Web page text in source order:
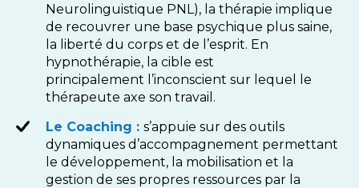
Neurolinguistique PNL), la thérapie implique
de recouvrer une base psychique plus saine,
la liberté du corps et de l’esprit. En
hypnothérapie, la cible est
principalement l’inconscient sur lequel le
thérapeute axe son travail.
Le Coaching : s’appuie sur des outils
dynamiques d’accompagnement permettant
le développement, la mobilisation et la
gestion de ses propres ressources par la